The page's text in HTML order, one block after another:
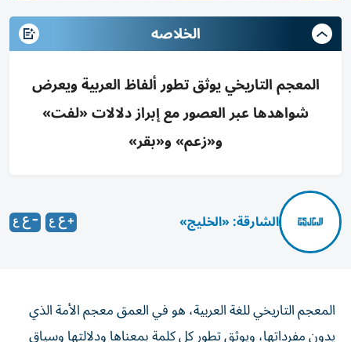
الخلاصه
المعجم التاريخي يوثق تطور ألفاظ العربية ويعرض
شواهدها عبر العصور مع إبراز دلالات «لفت»
و«زعم» و«بقر»
الشارقة: «الخليج»
المعجم التاريخي للغة العربية، هو في العمق معجم الأمة الذي